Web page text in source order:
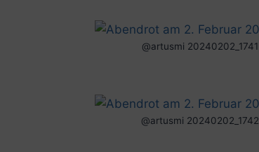
@artusmi 20240202_1741
@artusmi 20240202_1742